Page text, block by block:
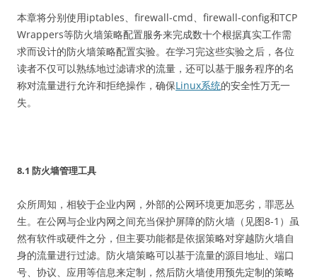
本章将分别使用iptables、firewall-cmd、firewall-config和TCP
Wrappers等防火墙策略配置服务来完成数十个根据真实工作需
求而设计的防火墙策略配置实验。在学习完这些实验之后，各位
读者不仅可以熟练地过滤请求的流量，还可以基于服务程序的名
称对流量进行允许和拒绝操作，确保Linux系统的安全性万无一
失。
8.1 防火墙管理工具
众所周知，相较于企业内网，外部的公网环境更加恶劣，罪恶丛
生。在公网与企业内网之间充当保护屏障的防火墙（见图8-1）虽
然有软件或硬件之分，但主要功能都是依据策略对穿越防火墙自
身的流量进行过滤。防火墙策略可以基于流量的源目地址、端口
号、协议、应用等信息来定制，然后防火墙使用预先定制的策略